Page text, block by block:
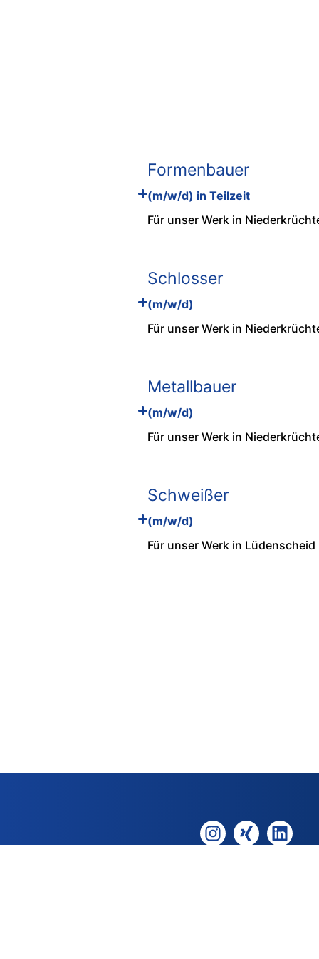
Formenbauer
(m/w/d) in Teilzeit
Für unser Werk in
Schlosser
(m/w/d)
Für unser Werk in
Metallbauer
(m/w/d)
Für unser Werk in
Schweißer
(m/w/d)
Für unser Werk in Lüdenscheid